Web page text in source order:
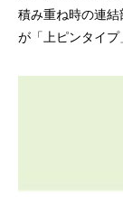
積み重ね時の連
が「上ピンタイプ